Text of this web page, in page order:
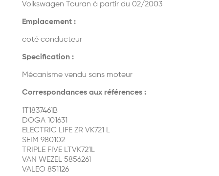
Volkswagen Touran à partir du 02/2003
Emplacement :
coté conducteur
Specification :
Mécanisme vendu sans moteur
Correspondances aux références :
1T1837461B
DOGA 101631
ELECTRIC LIFE ZR VK721 L
SEIM 980102
TRIPLE FIVE LTVK721L
VAN WEZEL 5856261
VALEO 851126